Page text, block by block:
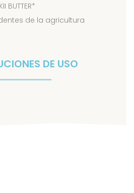
BUTTER*
de la agricultura
DE USO